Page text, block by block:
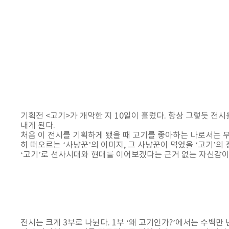
기획전 <고기>가 개막한 지 10일이 흘렀다. 항상 그렇듯 전
내게 된다.
처음 이 전시를 기획하게 됐을 때 고기를 좋아하는 나로서는
히 떠오르는 ‘사냥꾼’의 이미지, 그 사냥꾼이 먹었을 ‘고기’
‘고기’로 선사시대와 현대를 이어보겠다는 근거 없는 자신
전시는 크게 3부로 나뉜다. 1부 ‘왜 고기인가?’에서는 수백